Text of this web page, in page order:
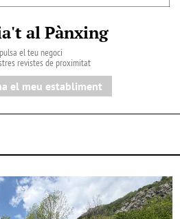
al Pànxing
el teu negoci
revistes de proximitat
el meu establiment